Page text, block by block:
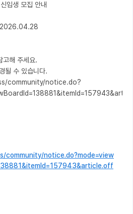
입생 모집 안내
고해 주세요.
될 수 있습니다.
community/notice.do?
community/notice.do?mode=view